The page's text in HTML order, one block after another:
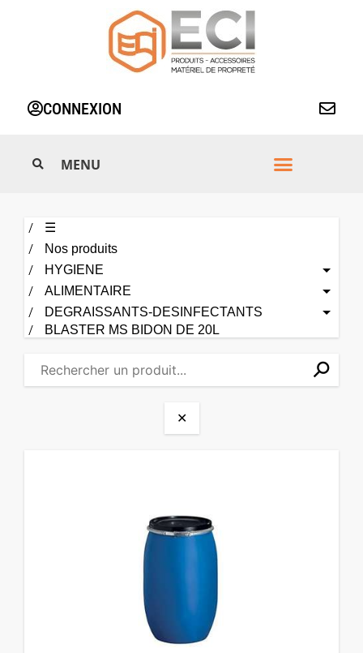
CONNEXION
☰
Nos produits
HYGIENE
ALIMENTAIRE
DEGRAISSANTS-DESINFECTANTS
BLASTER MS BIDON DE 20L
✕⚲
✕